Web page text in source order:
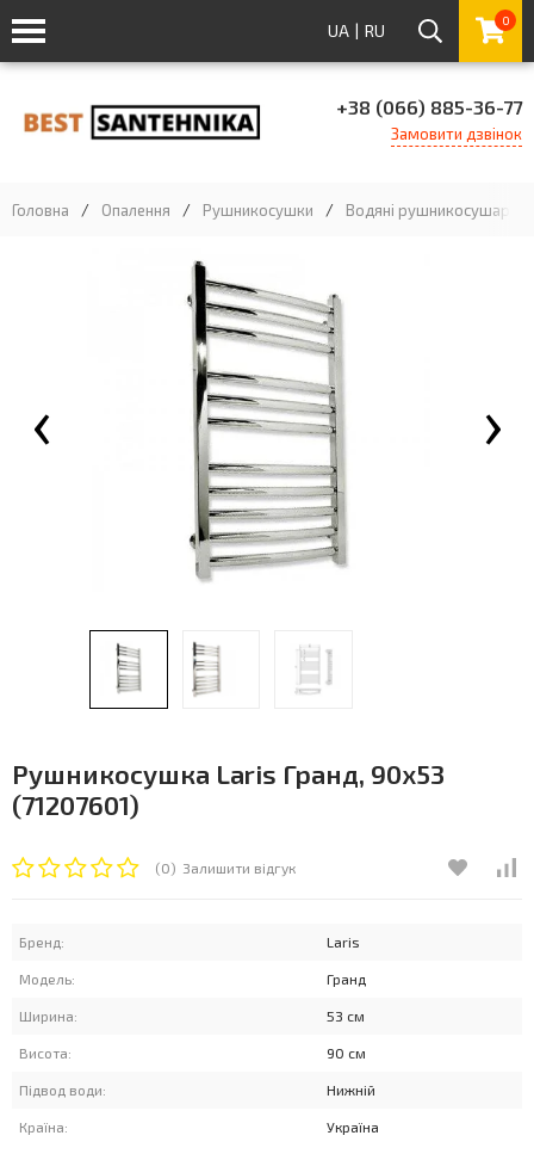
UA | RU 0
+38 (066) 885-36-77
Замовити дзвінок
Головна / Опалення / Рушникосушки / Водяні рушникосушарки
‹ ›
Рушникосушка Laris Гранд, 90x53
(71207601)
(0) Залишити відгук
Бренд: Laris
Модель: Гранд
Ширина: 53 см
Висота: 90 см
Підвод води: Нижній
Країна: Україна